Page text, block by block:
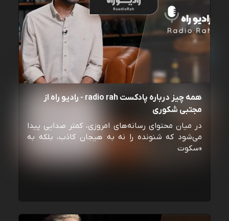
همه چیز درباره پادکست radio rah - رادیو راه از
مجتبی شکوری
در میان محتوای رسانه‌های امروزی، کمتر صدایی پیدا
می‌شود که شنونده را نه به هیجان کاذب، بلکه به
«سکوت